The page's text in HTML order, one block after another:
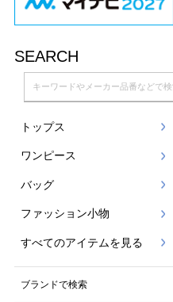
SEARCH
トップス
ワンピース
バッグ
ファッション小物
すべてのアイテムを見る
ブランドで検索